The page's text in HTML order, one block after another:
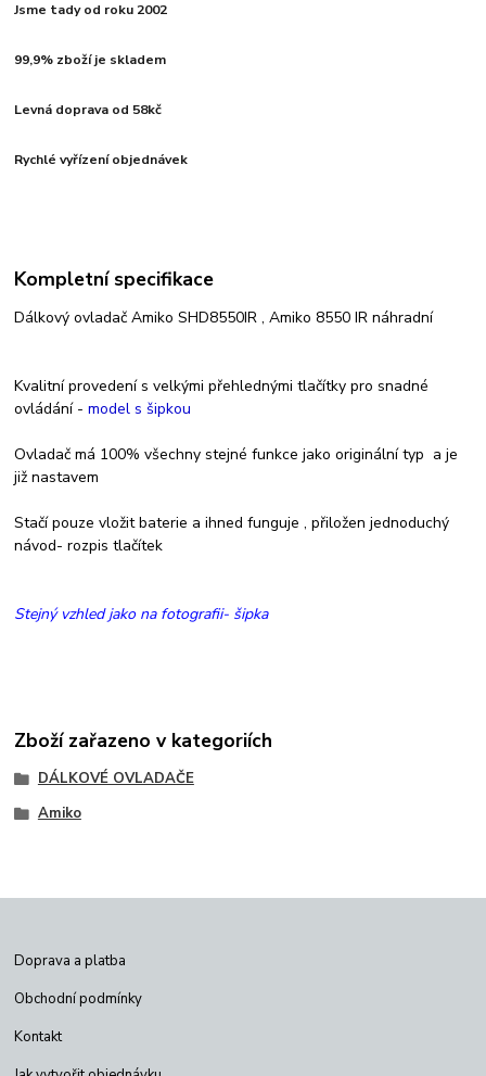
Jsme tady od roku 2002
99,9% zboží je skladem
Levná doprava od 58kč
Rychlé vyřízení objednávek
Kompletní specifikace
Dálkový ovladač Amiko SHD8550IR , Amiko 8550 IR náhradní
Kvalitní provedení s velkými přehlednými tlačítky pro snadné
ovládání - model s šipkou
Ovladač má 100% všechny stejné funkce jako originální typ a je
již nastavem
Stačí pouze vložit baterie a ihned funguje , přiložen jednoduchý
návod- rozpis tlačítek
Stejný vzhled jako na fotografii- šipka
Zboží zařazeno v kategoriích
DÁLKOVÉ OVLADAČE
Amiko
Doprava a platba
Obchodní podmínky
Kontakt